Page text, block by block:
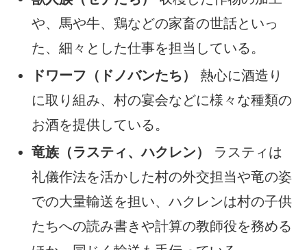
や、馬や牛、鶏などの家畜の世話といっ
た、細々とした仕事を担当している。
ドワーフ（ドノバンたち）
熱心に酒造り
に取り組み、村の宴会などに様々な種類の
お酒を提供している。
竜族（ラスティ、ハクレン）
ラスティは
礼儀作法を活かした村の外交担当や竜の姿
での大量輸送を担い、ハクレンは村の子供
たちへの読み書きや計算の教師役を務める